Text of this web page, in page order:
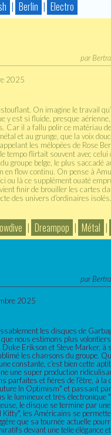
| Berlin | Electro
par
2025
On imagine le travail
y est si fluide, presque
Car il a fallu polir ce matériau
et au grunge, que la voix
les mélopées de Rose
tempo flirtait souvent avec celui
groupe belge, le plus saccadé
en flow continu. On pense à
ou là ce supplément ouaté
finir de brouiller les cartes
des univers d’ordinaires
| Dreampop | Métal |
par
2025
les disques de
nous estimons plus
Erikson et Steve Marker, à
les chansons du groupe.
constante, c’est bien cette
une super production
parfaites et fières de l’être, à la
In Optimism" et passant
le lumineux et très électronique
le disque se termine par
les Américains se
que sa tournée actuelle
devant une telle élégance